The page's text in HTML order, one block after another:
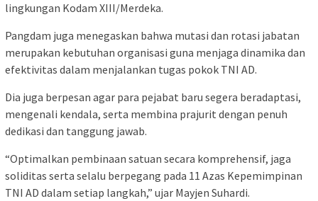
lingkungan Kodam XIII/Merdeka.
Pangdam juga menegaskan bahwa mutasi dan rotasi jabatan
merupakan kebutuhan organisasi guna menjaga dinamika dan
efektivitas dalam menjalankan tugas pokok TNI AD.
Dia juga berpesan agar para pejabat baru segera beradaptasi,
mengenali kendala, serta membina prajurit dengan penuh
dedikasi dan tanggung jawab.
“Optimalkan pembinaan satuan secara komprehensif, jaga
soliditas serta selalu berpegang pada 11 Azas Kepemimpinan
TNI AD dalam setiap langkah,” ujar Mayjen Suhardi.